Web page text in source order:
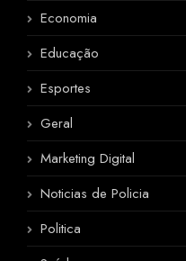
Economia
Educação
Esportes
Geral
Marketing Digital
Noticias de Policia
Politica